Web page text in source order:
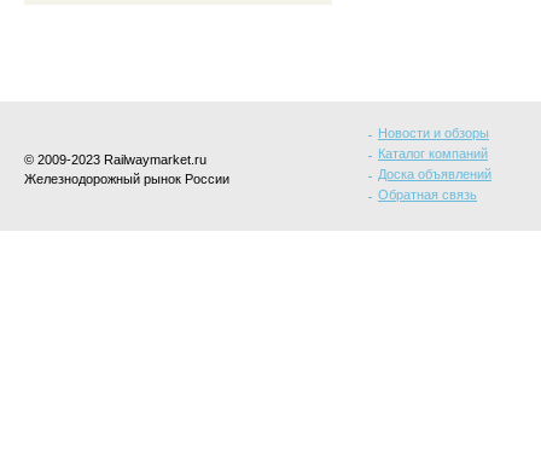
© 2009-2023 Railwaymarket.ru
Железнодорожный рынок России
Новости и обзоры
Каталог компаний
Доска объявлений
Обратная связь